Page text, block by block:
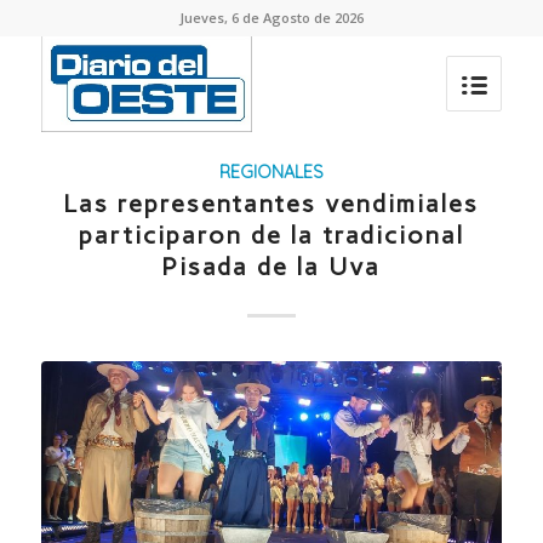
Jueves, 6 de Agosto de 2026
REGIONALES
Las representantes vendimiales
participaron de la tradicional
Pisada de la Uva